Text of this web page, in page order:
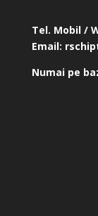
Tel. Mobil /
Email:
Numai pe